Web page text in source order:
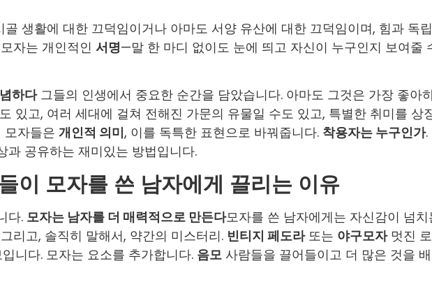
골 생활에 대한 끄덕임이거나 아마도 서양 유산에 대한 끄덕임이며, 힘과 독립
자는 개인적인 서명—말 한 마디 없이도 눈에 띄고 자신이 누구인지 보여줄
하다그들의 인생에서 중요한 순간을 담았습니다. 아마도 그것은 가장 좋아
있고, 여러 세대에 걸쳐 전해진 가문의 유물일 수도 있고, 특별한 취미를 상
모자들은 개인적 의미, 이를 독특한 표현으로 바꿔줍니다. 착용자는 누구인가.
과 공유하는 재미있는 방법입니다.
이 모자를 쓴 남자에게 끌리는 이유
다. 모자는 남자를 더 매력적으로 만든다모자를 쓴 남자에게는 자신감이 넘치
리고, 솔직히 말해서, 약간의 미스터리. 빈티지 페도라또는 야구모자멋진 로
니다. 모자는 요소를 추가합니다. 음모 사람들을 끌어들이고 더 많은 것을 배